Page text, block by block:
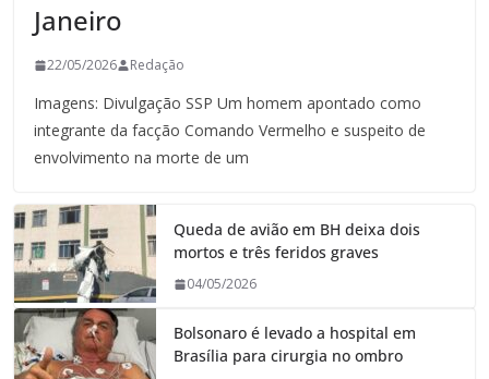
Janeiro
22/05/2026 Redação
Imagens: Divulgação SSP Um homem apontado como
integrante da facção Comando Vermelho e suspeito de
envolvimento na morte de um
Queda de avião em BH deixa dois
mortos e três feridos graves
04/05/2026
Bolsonaro é levado a hospital em
Brasília para cirurgia no ombro